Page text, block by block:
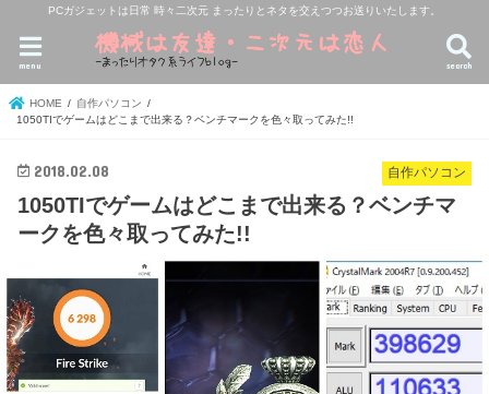
PCガジェットは日常 時々二次元 まったりとネタを交えつつお送りいたします。
search
menu
HOME
自作パソコン
1050TIでゲームはどこまで出来る？ベンチマークを色々取ってみた!!
自作パソコン
2018.02.08
1050TIでゲームはどこまで出来る？ベンチマ
ークを色々取ってみた!!